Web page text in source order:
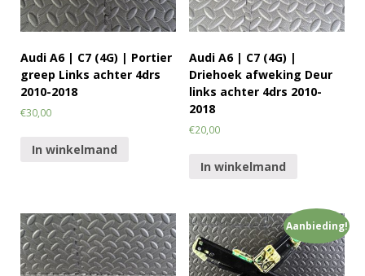
Audi A6 | C7 (4G) | Portier
greep Links achter 4drs
2010-2018
€30,00
In winkelmand
Audi A6 | C7 (4G) |
Driehoek afweking Deur
links achter 4drs 2010-
2018
€20,00
In winkelmand
Aanbieding!